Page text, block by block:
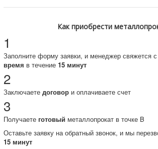
Как приобрести
1
Заполните форму заявки, и менеджер свяжется
время в течение 15 минут
2
Заключаете договори оплачиваете счет
3
Получаете готовый металлопрокат в точке B
Оставьте заявку на обратный звонок, и мы
15 минут